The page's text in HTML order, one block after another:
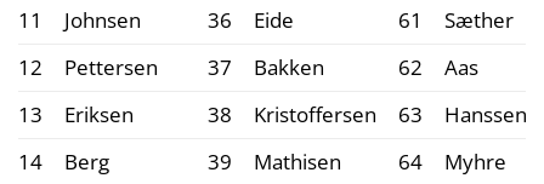
11
Johnsen 36 Eide 61
Sæther
12
Pettersen 37 Bakken 62
Aas
13
Eriksen 38 Kristoffersen 63
Hanssen
14
Berg 39 Mathisen 64
Myhre